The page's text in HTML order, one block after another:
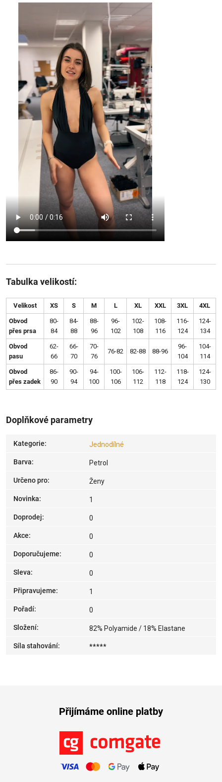
Tabulka velikostí:
Velikost XS S M L XL XXL 3XL 4XL
Obvod
přes prsa
80-
84
84-
88
88-
96
96-
102
102-
108
108-
116
116-
124
124-
134
Obvod
pasu
62-
66
66-
70
70-
76
76-82 82-88 88-96
96-
104
104-
114
Obvod
přes zadek
86-
90
90-
94
94-
100
100-
106
106-
112
112-
118
118-
124
124-
130
Doplňkové parametry
Kategorie: Jednodílné
Barva: Petrol
Určeno pro: Ženy
Novinka: 1
Doprodej: 0
Akce: 0
Doporučujeme: 0
Sleva: 0
Připravujeme: 1
Pořadí: 0
Složení: 82% Polyamide / 18% Elastane
Síla stahování: *****
Přijímáme online platby